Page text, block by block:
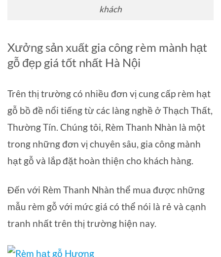
khách
Xưởng sản xuất gia công rèm mành hạt
gỗ đẹp giá tốt nhất Hà Nội
Trên thị trường có nhiều đơn vị cung cấp rèm hạt
gỗ bồ đề nổi tiếng từ các làng nghề ở Thạch Thất,
Thường Tín. Chúng tôi, Rèm Thanh Nhàn là một
trong những đơn vị chuyên sâu, gia công mành
hạt gỗ và lắp đặt hoàn thiện cho khách hàng.
Đến với Rèm Thanh Nhàn thể mua được những
mẫu rèm gỗ với mức giá có thể nói là rẻ và cạnh
tranh nhất trên thị trường hiện nay.